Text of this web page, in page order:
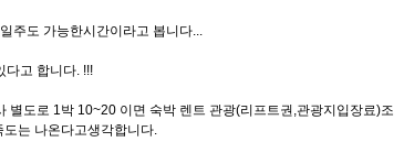
주도 가능한시간이라고 봅니다...
다고 합니다. !!!
별도로 1박 10~20 이면 숙박 렌트 관광(리프트권,관광지입장료)조
는 나온다고생각합니다.